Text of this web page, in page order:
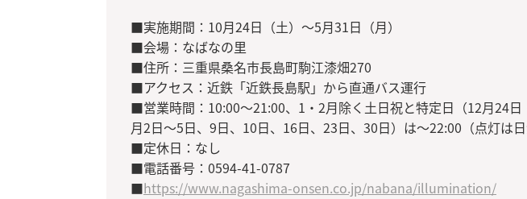
■実施期間：10月24日（土）〜5月31日（月）
■会場：なばなの里
■住所：三重県桑名市長島町駒江漆畑270
■アクセス：近鉄「近鉄長島駅」から直通バス運行
■営業時間：10:00〜21:00、1・2月除く土日祝と特定日（12月24
月2日〜5日、9日、10日、16日、23日、30日）は〜22:00（点灯は日
■定休日：なし
■電話番号：0594-41-0787
■https://www.nagashima-onsen.co.jp/nabana/illumination/